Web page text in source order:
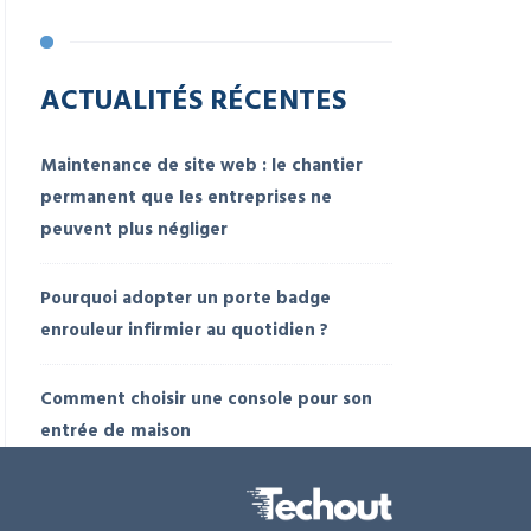
ACTUALITÉS RÉCENTES
Maintenance de site web : le chantier
permanent que les entreprises ne
peuvent plus négliger
Pourquoi adopter un porte badge
enrouleur infirmier au quotidien ?
Comment choisir une console pour son
entrée de maison